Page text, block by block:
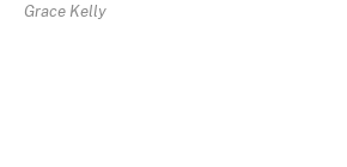
Grace Kelly